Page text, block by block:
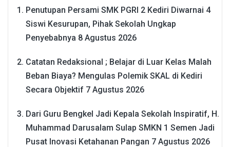
Penutupan Persami SMK PGRI 2 Kediri Diwarnai 4
Siswi Kesurupan, Pihak Sekolah Ungkap
Penyebabnya 8 Agustus 2026
Catatan Redaksional ; Belajar di Luar Kelas Malah
Beban Biaya? Mengulas Polemik SKAL di Kediri
Secara Objektif 7 Agustus 2026
Dari Guru Bengkel Jadi Kepala Sekolah Inspiratif, H.
Muhammad Darusalam Sulap SMKN 1 Semen Jadi
Pusat Inovasi Ketahanan Pangan 7 Agustus 2026